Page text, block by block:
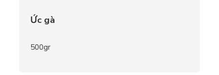
Ức gà
500gr